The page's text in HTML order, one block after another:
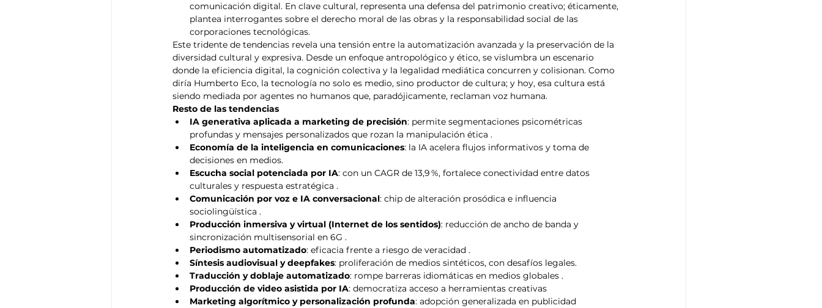
comunicación digital. En clave cultural, representa una defensa del patrimonio creativo; éticamente,
plantea interrogantes sobre el derecho moral de las obras y la responsabilidad social de las
corporaciones tecnológicas.
Este tridente de tendencias revela una tensión entre la automatización avanzada y la preservación de la
diversidad cultural y expresiva. Desde un enfoque antropológico y ético, se vislumbra un escenario
donde la eficiencia digital, la cognición colectiva y la legalidad mediática concurren y colisionan. Como
diría Humberto Eco, la tecnología no solo es medio, sino productor de cultura; y hoy, esa cultura está
siendo mediada por agentes no humanos que, paradójicamente, reclaman voz humana.
Resto de las tendencias
IA generativa aplicada a marketing de precisión: permite segmentaciones psicométricas
profundas y mensajes personalizados que rozan la manipulación ética .
Economía de la inteligencia en comunicaciones: la IA acelera flujos informativos y toma de
decisiones en medios.
Escucha social potenciada por IA: con un CAGR de 13,9 %, fortalece conectividad entre datos
culturales y respuesta estratégica .
Comunicación por voz e IA conversacional: chip de alteración prosódica e influencia
sociolingüística .
Producción inmersiva y virtual (Internet de los sentidos): reducción de ancho de banda y
sincronización multisensorial en 6G .
Periodismo automatizado: eficacia frente a riesgo de veracidad .
Síntesis audiovisual y deepfakes: proliferación de medios sintéticos, con desafíos legales.
Traducción y doblaje automatizado: rompe barreras idiomáticas en medios globales .
Producción de video asistida por IA: democratiza acceso a herramientas creativas
Marketing algorítmico y personalización profunda: adopción generalizada en publicidad